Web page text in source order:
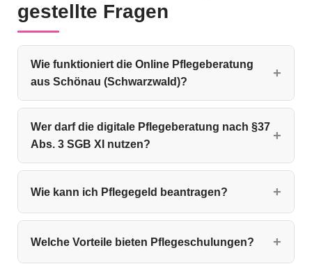
gestellte Fragen
Wie funktioniert die Online Pflegeberatung
aus Schönau (Schwarzwald)?
Wer darf die digitale Pflegeberatung nach §37
Abs. 3 SGB XI nutzen?
Wie kann ich Pflegegeld beantragen?
Welche Vorteile bieten Pflegeschulungen?